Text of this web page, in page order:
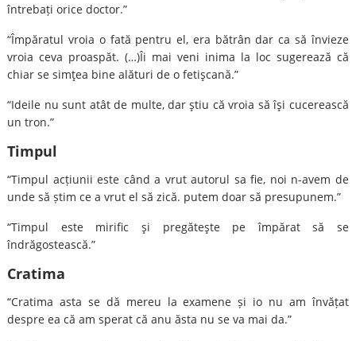
întrebați orice doctor.”
“Împăratul vroia o fată pentru el, era bătrân dar ca să învieze
vroia ceva proaspăt. (…)Îi mai veni inima la loc sugerează că
chiar se simţea bine alături de o fetişcană.”
“Ideile nu sunt atât de multe, dar ştiu că vroia să îşi cucerească
un tron.”
Timpul
“Timpul acțiunii este când a vrut autorul sa fie, noi n-avem de
unde să știm ce a vrut el să zică. putem doar să presupunem.”
“Timpul este mirific şi pregăteşte pe împărat să se
îndrăgostească.”
Cratima
“Cratima asta se dă mereu la examene și io nu am învățat
despre ea că am sperat că anu ăsta nu se va mai da.”